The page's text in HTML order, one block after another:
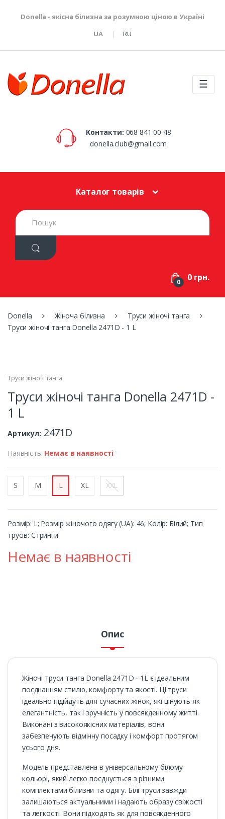
Donella - якісна білизна за розумною ціною в Україні
UA
RU
☰
Контакти: 068 841 00 48
donella.club@gmail.com
Каталог товарів
S
e
h
:
0 0 грн.
Donella Жіноча білизна
Труси жіночі танга
Труси жіночі танга Donella 2471D - 1 L
Труси жіночі танга
Труси жіночі танга Donella 2471D -
1 L
Артикул: 2471D
Наявність: Немає в наявності
S M L XL XXL
Розмір: L; Розмір жіночого одягу (UA): 46; Колір: Білий; Тип
трусів: Стринги
Немає в наявності
Опис
Жіночі труси танга Donella 2471D - 1L є ідеальним
поєднанням стилю, комфорту та якості. Ці труси
ідеально підійдуть для сучасних жінок, які цінують як
елегантність, так і зручність у повсякденному житті.
Виконані з високоякісних матеріалів, вони
забезпечують відмінну посадку і комфорт протягом
усього дня.
Модель представлена в універсальному білому
кольорі, який легко поєднується з різними
комплектами білизни та одягу. Білі труси завжди
залишаються актуальними і надають образу свіжості
та легкості. Вони підходять як для повсякденного